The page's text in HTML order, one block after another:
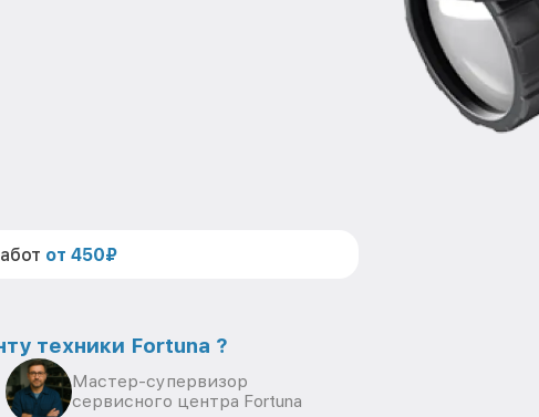
от 450₽
техники Fortuna ?
Мастер-супервизор
сервисного центра Fortuna